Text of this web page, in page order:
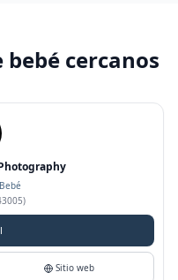
cercanos
Sitio web